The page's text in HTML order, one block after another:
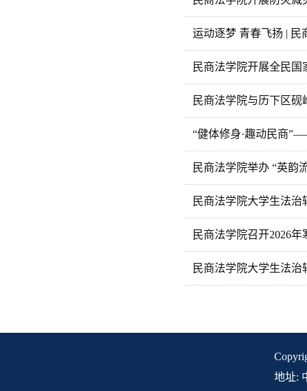
运动逐梦 青春飞扬 |
民商法学院开展全民
民商法学院与历下区砚
“健体修身·趣动民商
民商法学院举办 “英韵
民商法学院大学生法
民商法学院召开2026
民商法学院大学生法
地址: